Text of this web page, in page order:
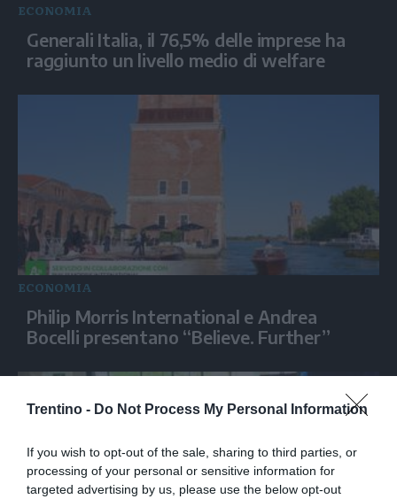
Trentino - Do Not Process My Personal Information
If you wish to opt-out of the sale, sharing to third parties, or
processing of your personal or sensitive information for
targeted advertising by us, please use the below opt-out
ECONOMIA
Generali Italia, il 76,5% delle imprese ha
raggiunto un livello medio di welfare
ECONOMIA
Philip Morris International e Andrea
Bocelli presentano “Believe. Further”